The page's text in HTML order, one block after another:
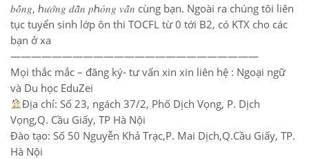
𝑏𝑜̂̉𝑛𝑔, ℎ𝑢̛𝑜̛́𝑛𝑔 𝑑𝑎̂̃𝑛 𝑝ℎ𝑜̉𝑛𝑔 𝑣𝑎̂́𝑛 cùng bạn. Ngoài ra chúng tôi liên
tục tuyển sinh lớp ôn thi TOCFL từ 0 tới B2, có KTX cho các
bạn ở xa
————————————————————————
Mọi thắc mắc – đăng ký- tư vấn xin xin liên hệ : Ngoại ngữ
và Du học EduZei
Địa chỉ: Số 23, ngách 37/2, Phố Dịch Vọng, P. Dịch
Vọng,Q. Cầu Giấy, TP Hà Nội
Đào tạo: Số 50 Nguyễn Khả Trạc,P. Mai Dịch,Q.Cầu Giấy, TP.
Hà Nội